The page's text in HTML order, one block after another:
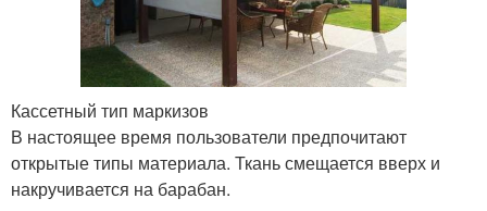
Кассетный тип маркизов
В настоящее время пользователи предпочитают
открытые типы материала. Ткань смещается вверх и
накручивается на барабан.